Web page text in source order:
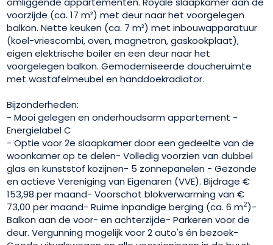
voorzijde (ca. 17 m²) met deur naar het voorgelegen
balkon. Nette keuken (ca. 7 m²) met inbouwapparatuur
(koel-vriescombi, oven, magnetron, gaskookplaat),
eigen elektrische boiler en een deur naar het
voorgelegen balkon. Gemoderniseerde doucheruimte
met wastafelmeubel en handdoekradiator.
Bijzonderheden:
- Mooi gelegen en onderhoudsarm appartement -
Energielabel C
- Optie voor 2e slaapkamer door een gedeelte van de
woonkamer op te delen- Volledig voorzien van dubbel
glas en kunststof kozijnen- 5 zonnepanelen - Gezonde
en actieve Vereniging van Eigenaren (VVE). Bijdrage €
153,98 per maand- Voorschot blokverwarming van €
73,00 per maand- Ruime inpandige berging (ca. 6 m2)-
Balkon aan de voor- en achterzijde- Parkeren voor de
deur. Vergunning mogelijk voor 2 auto's én bezoek-